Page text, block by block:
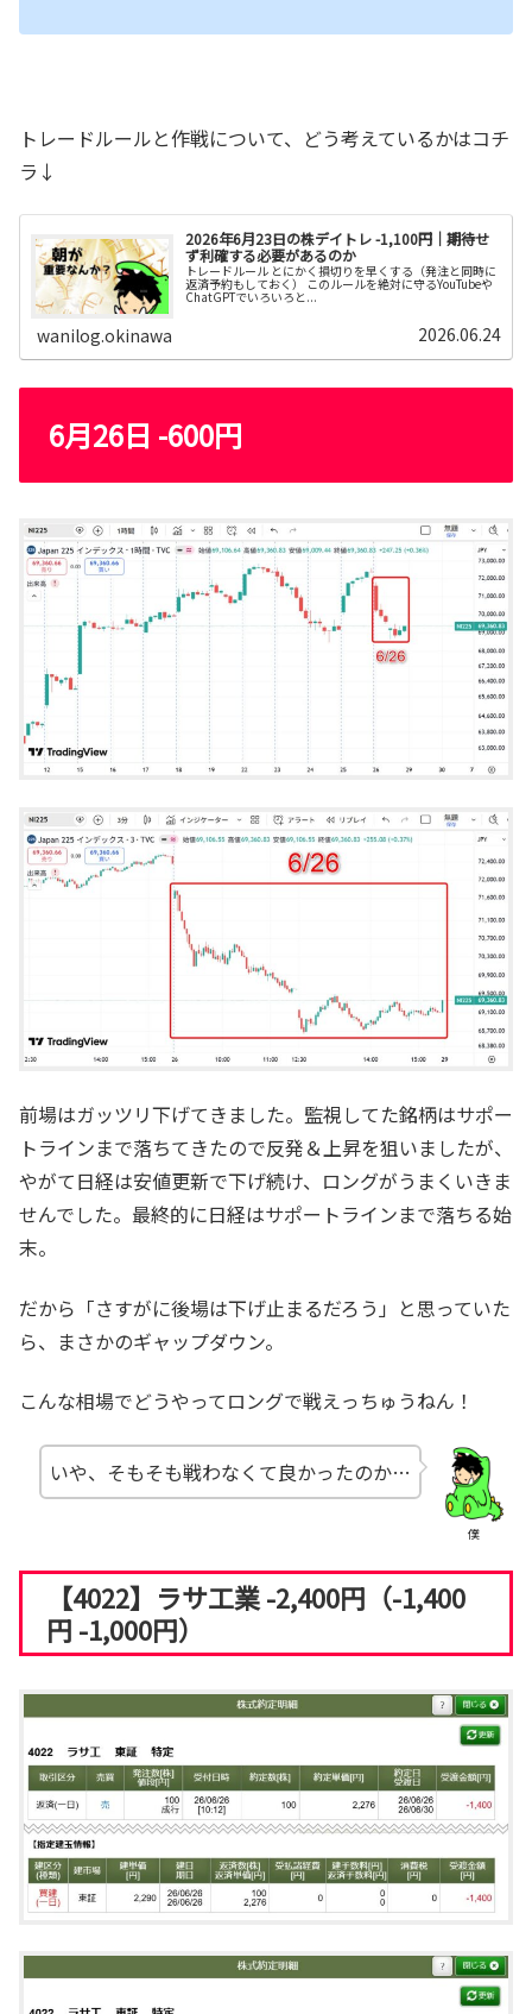
トレードルールと作戦について、どう考えているかはコチ
ラ↓
2026年6月23日の株デイトレ -1,100円｜期待せ
ず利確する必要があるのか
トレードルール とにかく損切りを早くする（発注と同時に
返済予約もしておく） このルールを絶対に守るYouTubeや
ChatGPTでいろいろと...
wanilog.okinawa 2026.06.24
6月26日 -600円
前場はガッツリ下げてきました。監視してた銘柄はサポー
トラインまで落ちてきたので反発＆上昇を狙いましたが、
やがて日経は安値更新で下げ続け、ロングがうまくいきま
せんでした。最終的に日経はサポートラインまで落ちる始
末。
だから「さすがに後場は下げ止まるだろう」と思っていた
ら、まさかのギャップダウン。
こんな相場でどうやってロングで戦えっちゅうねん！
僕
いや、そもそも戦わなくて良かったのか…
【4022】ラサ工業 -2,400円（-1,400
円 -1,000円）